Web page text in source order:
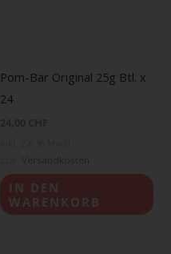
Pom-Bär Original 25g Btl. x
24
IN DEN
WARENKORB